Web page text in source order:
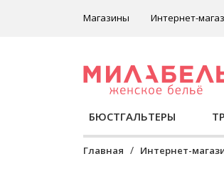
Магазины Интернет-
БЮСТГАЛЬТЕРЫ
Главная Интернет-